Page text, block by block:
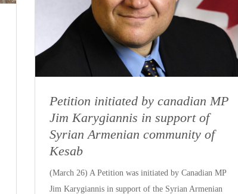
Petition initiated by canadian MP
Jim Karygiannis in support of
Syrian Armenian community of
Kesab
(March 26) A Petition was initiated by Canadian MP
Jim Karygiannis in support of the Syrian Armenian